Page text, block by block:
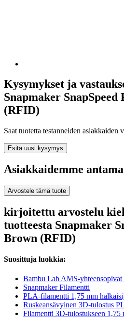
Kysymykset ja
Snapmaker
(RFID)
Saat tuotetta testanneiden asiakkaiden
Esitä uusi kysymys
Asiakkaidemme
Arvostele tämä tuote
kirjoitettu arvostelu
tuotteesta Snapmaker
Brown (RFID)
Suosittuja luokkia:
Bambu Lab AMS-
Snapmaker Filamentti
PLA-filamentti 1,75 mm
Ruskeansävyinen 3D-tulostus
Filamentti 3D-tulostukseen 1,75